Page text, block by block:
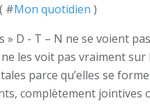
#Mon quotidien )
» D - T – N ne se voient
les voit pas vraiment sur
parce qu’elles se
complètement jointives